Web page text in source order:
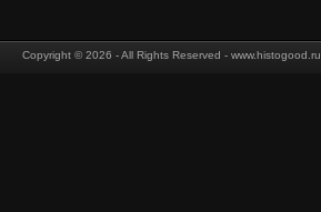
Copyright © 2026 - All Rights Reserved - www.histogood.ru